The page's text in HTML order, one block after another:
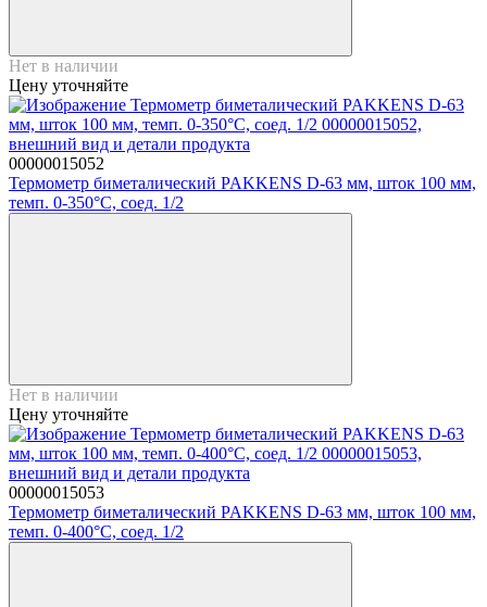
Нет в наличии
Цену уточняйте
00000015052
Термометр биметалический PAKKENS D-63 мм, шток 100 мм,
темп. 0-350°C, соед. 1/2
Нет в наличии
Цену уточняйте
00000015053
Термометр биметалический PAKKENS D-63 мм, шток 100 мм,
темп. 0-400°C, соед. 1/2